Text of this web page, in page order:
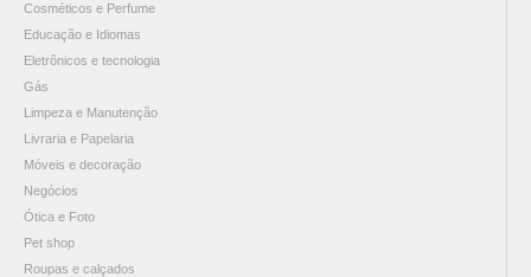
Cosméticos e Perfume
Educação e Idiomas
Eletrônicos e tecnologia
Gás
Limpeza e Manutenção
Livraria e Papelaria
Móveis e decoração
Negócios
Ótica e Foto
Pet shop
Roupas e calçados